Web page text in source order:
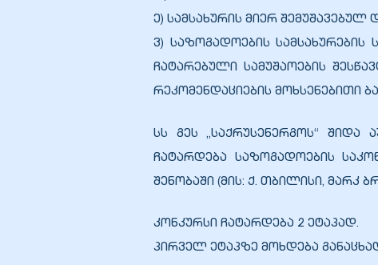
ე) სამსახურის მიერ
ვ) საზოგადოების
ჩატარებული სამუშაოების
რეკომენდაციების მოხსენებითი
სს გეს „საქრუსენერგოს“ შიდა
ჩატარდება საზოგადოების
შენობაში (მის: ქ. თბილისი, მარკ
კონკურსი ჩატარდება 2 ეტაპად.
პირველ ეტაპზე მოხდება